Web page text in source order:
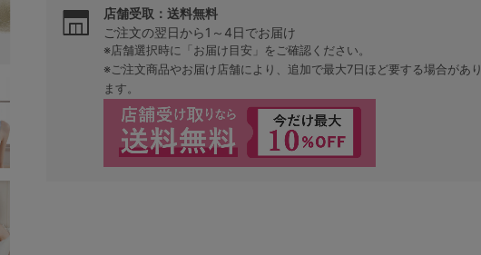
店舗受取：送料無料
ご注文の翌日から1～4日でお届け
※店舗選択時に「お届け目安」をご確認ください。
※ご注文商品やお届け店舗により、追加で最大7日ほど要する場合があり
ます。